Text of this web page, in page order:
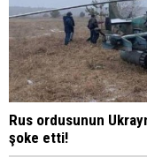
Rus ordusunun
şoke etti!